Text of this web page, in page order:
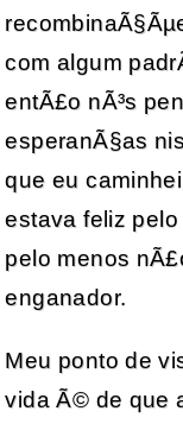
com algum
entÃ£o nÃ³s
esperanÃ§as
que eu
estava feliz pelo
pelo menos
enganador.
Meu ponto de
vida Ã© de que